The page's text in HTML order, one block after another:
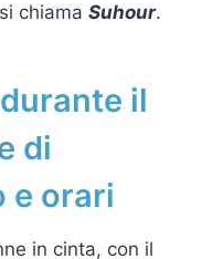
chiama Suhour.
il
di
e orari
in cinta, con il